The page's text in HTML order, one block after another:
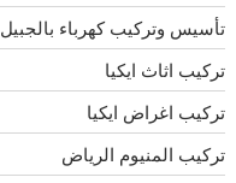
تأسيس وتركيب كهرباء بالجبيل
تركيب اثاث ايكيا
تركيب اغراض ايكيا
تركيب المنيوم الرياض